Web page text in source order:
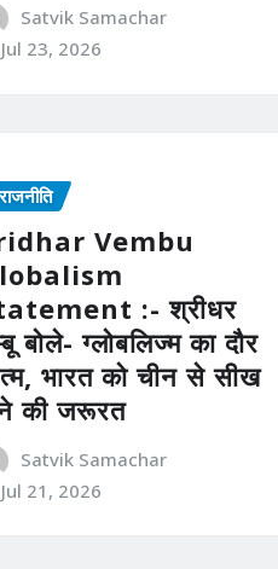
Satvik Samachar
Jul 23, 2026
राजनीति
Vembu
:- श्रीधर
बोले- ग्लोबलिज्म का दौर
भारत को चीन से सीख
की जरूरत
Satvik Samachar
Jul 21, 2026